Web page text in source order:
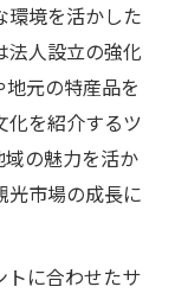
環境を活かした
法人設立の強化
元の特産品を
化を紹介するツ
の魅力を活か
光市場の成長に
トに合わせたサ